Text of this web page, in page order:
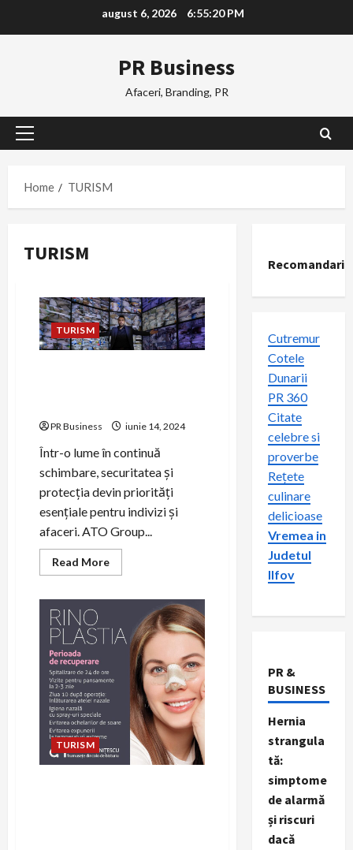
august 6, 2026 6:55:21 PM
PR Business
Afaceri, Branding, PR
Primary
Home
TURISM
TURISM
TURISM
PR Business iunie 14, 2024
Într-o lume în continuă
schimbare, securitatea și
protecția devin priorități
esențiale pentru indivizi și
afaceri. ATO Group...
Read MoreRead
more
Beneficiile
Sistemelor
de
Supraveghere
Video
la
Group
TURISM
Recomandari
Cutremur
Cotele
Dunarii
PR 360
Citate
celebre si
proverbe
Rețete
culinare
delicioase
Vremea in
Judetul
Ilfov
PR &
BUSINESS
Hernia
strangula
tă:
simptome
de alarmă
și riscuri
dacă